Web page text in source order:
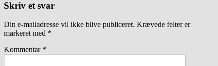
Skriv et svar
Din e-mailadresse vil ikke blive publiceret. Krævede felter er
markeret med *
Kommentar *